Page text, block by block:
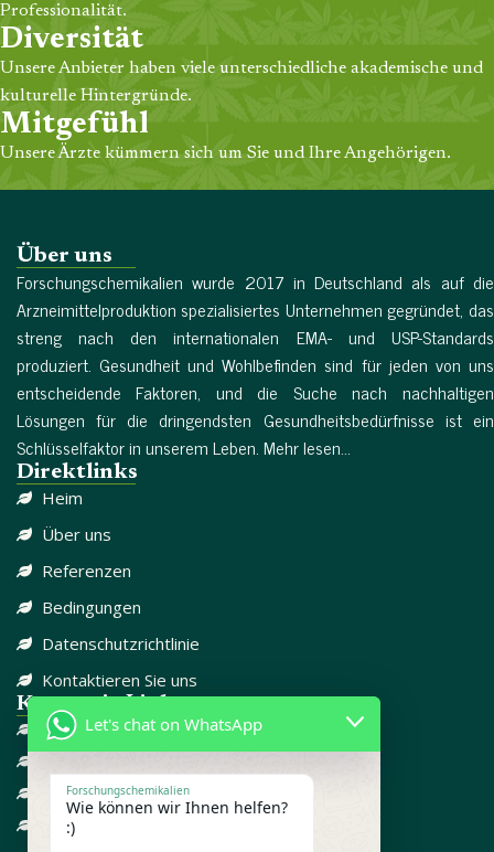
Professionalität.
Diversität
Unsere Anbieter haben viele unterschiedliche akademische und
kulturelle Hintergründe.
Mitgefühl
Unsere Ärzte kümmern sich um Sie und Ihre Angehörigen.
Über uns
Forschungschemikalien wurde 2017 in Deutschland als auf die
Arzneimittelproduktion spezialisiertes Unternehmen gegründet, das
streng nach den internationalen EMA- und USP-Standards
produziert. Gesundheit und Wohlbefinden sind für jeden von uns
entscheidende Faktoren, und die Suche nach nachhaltigen
Lösungen für die dringendsten Gesundheitsbedürfnisse ist ein
Schlüsselfaktor in unserem Leben. Mehr lesen...
Direktlinks
Heim
Über uns
Referenzen
Bedingungen
Datenschutzrichtlinie
Kontaktieren Sie uns
Kategorie-Links
DISSOZIATIV
CBD
FORSCHUNGSCHEMIKALIEN
Let's chat on WhatsApp
Forschungschemikalien
Wie können wir Ihnen helfen?
:)